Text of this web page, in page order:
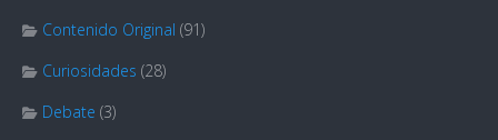
Contenido Original (91)
Curiosidades (28)
Debate (3)